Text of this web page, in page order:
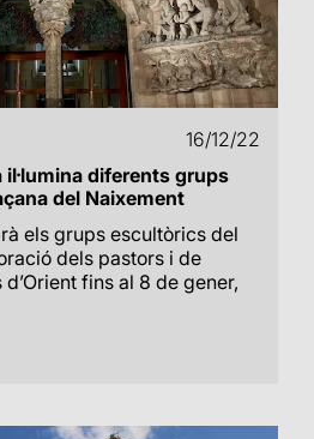
16/12/22
il·lumina diferents grups
del Naixement
els grups escultòrics del
dels pastors i de
d’Orient fins al 8 de gener,